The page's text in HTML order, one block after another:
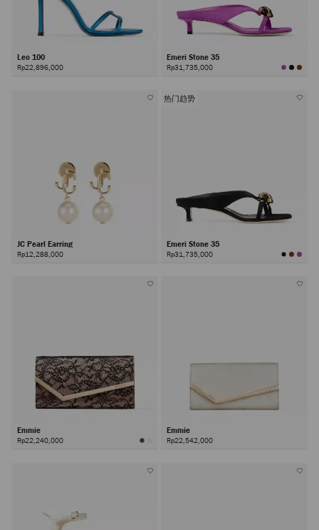
Leo 100
Rp22,896,000
Emeri Stone 35
Rp31,735,000
JC Pearl Earring
Rp12,288,000
热门趋势
Emeri Stone 35
Rp31,735,000
Emmie
Rp22,240,000
Emmie
Rp22,542,000